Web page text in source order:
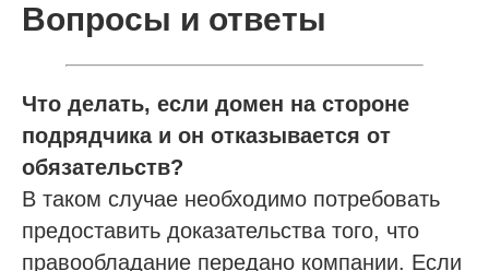
Вопросы и ответы
Что делать, если домен на стороне
подрядчика и он отказывается от
обязательств?
В таком случае необходимо потребовать
предоставить доказательства того, что
правообладание передано компании. Если